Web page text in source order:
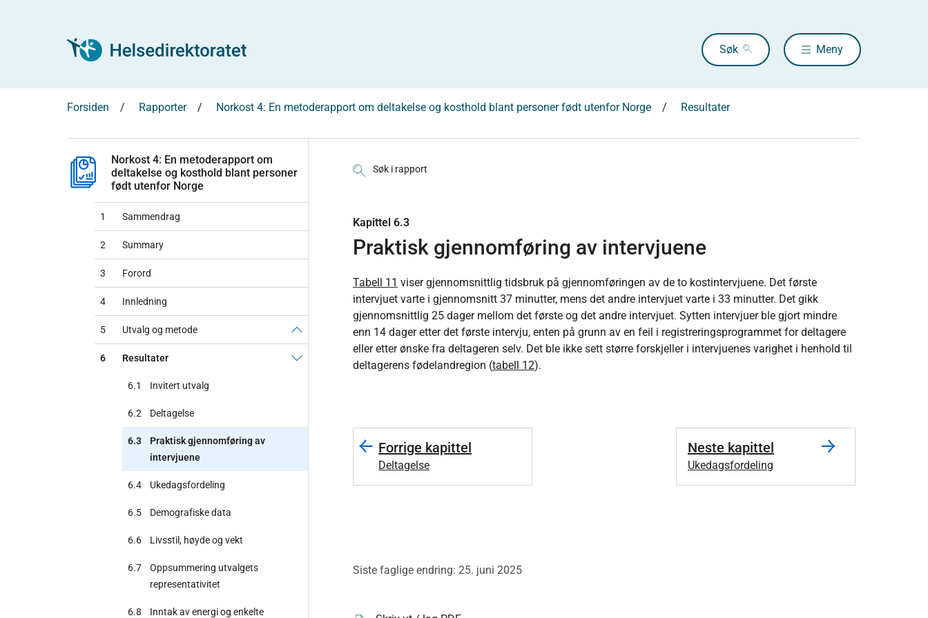
Søk Meny
Forsiden Rapporter Norkost 4: En metoderapport om deltakelse og kosthold blant personer født utenfor Norge Resultater
Norkost 4: En metoderapport om
deltakelse og kosthold blant personer
født utenfor Norge
1 Sammendrag
2 Summary
3 Forord
4 Innledning
5 Utvalg og metode
6 Resultater
6.1 Invitert utvalg
6.2 Deltagelse
6.3
Praktisk gjennomføring av
intervjuene
6.4 Ukedagsfordeling
6.5 Demografiske data
6.6 Livsstil, høyde og vekt
6.7
Oppsummering utvalgets
representativitet
6.8 Inntak av energi og enkelte
Søk i rapport
Kapittel 6.3
Praktisk gjennomføring av intervjuene
Tabell 11 viser gjennomsnittlig tidsbruk på gjennomføringen av de to kostintervjuene. Det første
intervjuet varte i gjennomsnitt 37 minutter, mens det andre intervjuet varte i 33 minutter. Det gikk
gjennomsnittlig 25 dager mellom det første og det andre intervjuet. Sytten intervjuer ble gjort mindre
enn 14 dager etter det første intervju, enten på grunn av en feil i registreringsprogrammet for deltagere
eller etter ønske fra deltageren selv. Det ble ikke sett større forskjeller i intervjuenes varighet i henhold til
deltagerens fødelandregion (tabell 12).
Forrige kapittel
Deltagelse
Neste kapittel
Ukedagsfordeling
Siste faglige endring: 25. juni 2025